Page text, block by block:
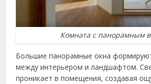
Комната с панорамным
Большие панорамные окна
между интерьером и ландшафтом.
проникает в помещения, создавая